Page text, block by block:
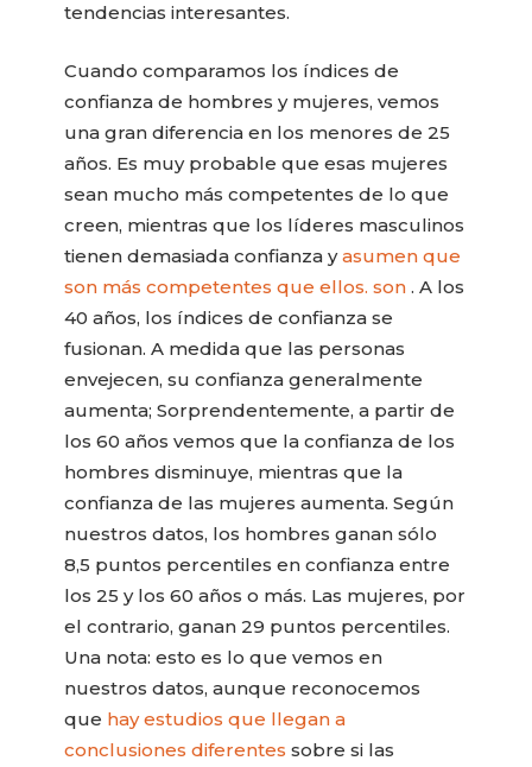
tendencias interesantes.
Cuando comparamos los índices de
confianza de hombres y mujeres, vemos
una gran diferencia en los menores de 25
años. Es muy probable que esas mujeres
sean mucho más competentes de lo que
creen, mientras que los líderes masculinos
tienen demasiada confianza yasumen que
son más competentes que ellos. son . A los
40 años, los índices de confianza se
fusionan. A medida que las personas
envejecen, su confianza generalmente
aumenta; Sorprendentemente, a partir de
los 60 años vemos que la confianza de los
hombres disminuye, mientras que la
confianza de las mujeres aumenta. Según
nuestros datos, los hombres ganan sólo
8,5 puntos percentiles en confianza entre
los 25 y los 60 años o más. Las mujeres, por
el contrario, ganan 29 puntos percentiles.
Una nota: esto es lo que vemos en
nuestros datos, aunque reconocemos
que hay estudios que llegan a
conclusiones diferentes sobre si las